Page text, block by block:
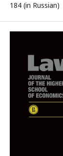
184 (in Russian)